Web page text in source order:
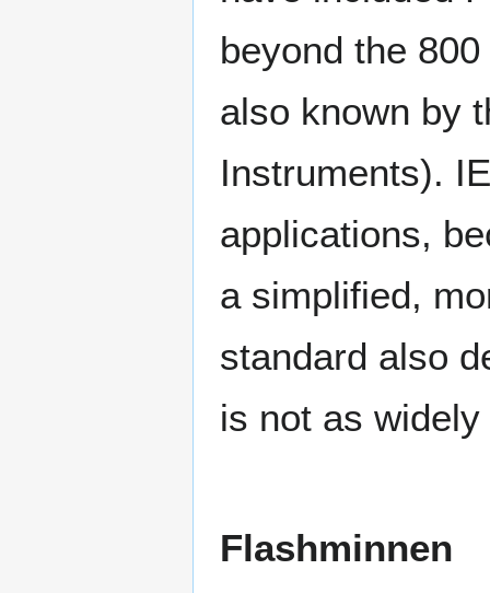
beyond the
also known by
Instruments).
applications,
a simplified,
standard also
is not as
Flashminnen